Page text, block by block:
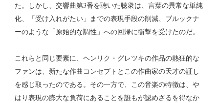
た。しかし、交響曲第3番を聴いた聴衆は、言葉の異常な単純
化、「受け入れがたい」までの表現手段の削減、ブルックナ
ーのような「原始的な調性」への回帰に衝撃を受けたのだ。
これらと同じ要素に、ヘンリク・グレツキの作品の熱狂的な
ファンは、新たな作曲コンセプトとこの作曲家の天才の証し
を感じ取ったのである。その一方で、この音楽の特徴は、や
はり表現の膨大な負荷にあることを誰もが認めざるを得なか